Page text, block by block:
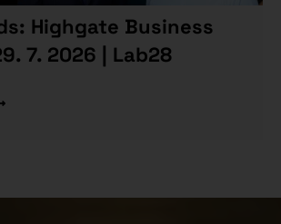
Highgate Business
7. 2026 | Lab28